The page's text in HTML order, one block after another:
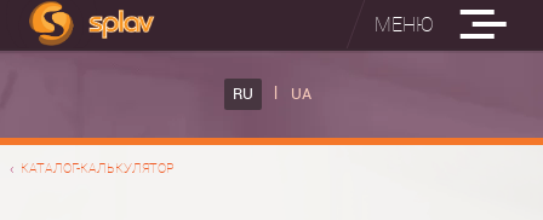
МЕНЮ
RU UA
КАТАЛОГ-КАЛЬКУЛЯТОР
ВСТРОЕННЫЕ ГЛАДИЛЬНЫЕ ДОСКИ
НАСТЕННАЯ ГЛАДИЛЬНАЯ ДОСКА "РУСАЛКА"
ФОТО ШКАФОВ КУПЕ